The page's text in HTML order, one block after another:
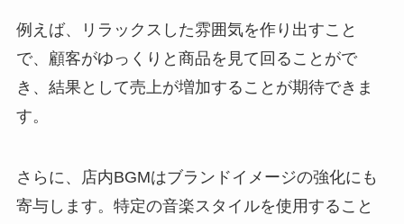
例えば、リラックスした雰囲気を作り出すこと
で、顧客がゆっくりと商品を見て回ることがで
き、結果として売上が増加することが期待できま
す。
さらに、店内BGMはブランドイメージの強化にも
寄与します。特定の音楽スタイルを使用すること